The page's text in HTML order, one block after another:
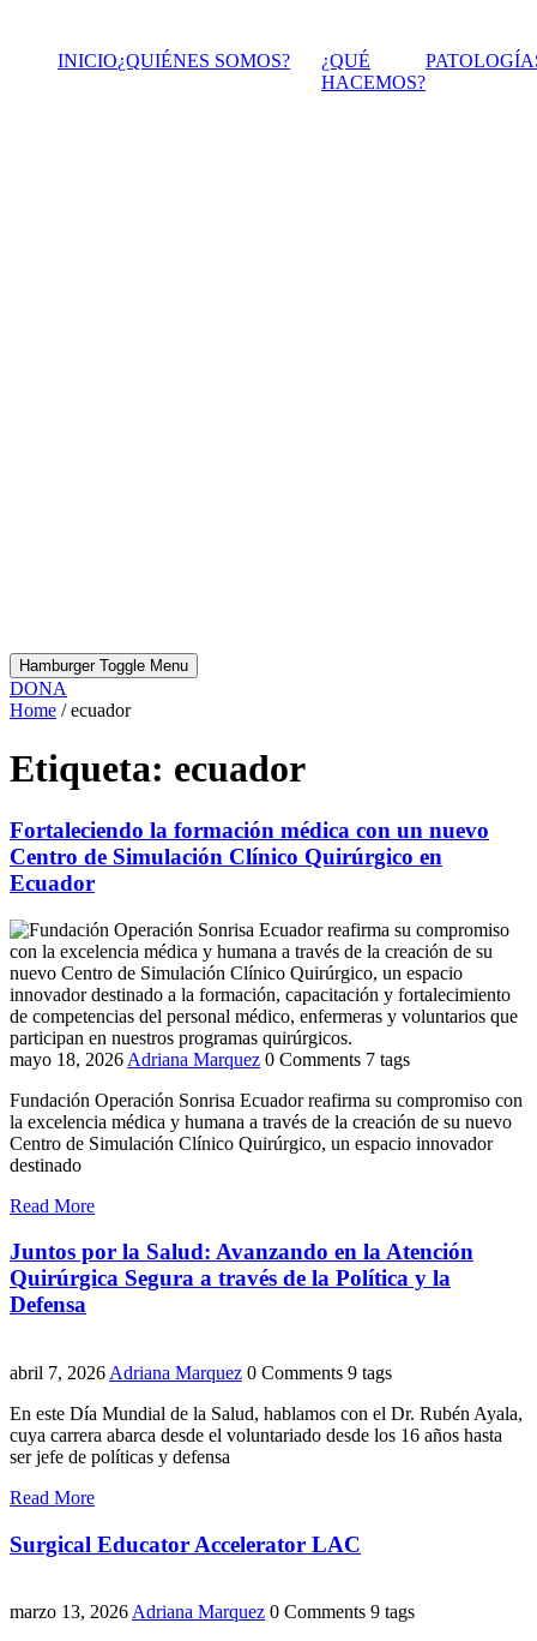
INICIO¿QUIÉNES SOMOS?
¿QUÉ
HACEMOS?
Hamburger Toggle Menu
DONA
Home /ecuador
Etiqueta: ecuador
Fortaleciendo la formación médica con un nuevo
Centro de Simulación Clínico Quirúrgico en
Ecuador
mayo 18, 2026 Adriana Marquez 0 Comments 7 tags
Fundación Operación Sonrisa Ecuador reafirma su compromiso con
la excelencia médica y humana a través de la creación de su nuevo
Centro de Simulación Clínico Quirúrgico, un espacio innovador
destinado
Read More
Juntos por la Salud: Avanzando en la Atención
Quirúrgica Segura a través de la Política y la
Defensa
abril 7, 2026 Adriana Marquez 0 Comments 9 tags
En este Día Mundial de la Salud, hablamos con el Dr. Rubén Ayala,
cuya carrera abarca desde el voluntariado desde los 16 años hasta
ser jefe de políticas y defensa
Read More
Surgical Educator Accelerator LAC
marzo 13, 2026Adriana Marquez 0 Comments 9 tags